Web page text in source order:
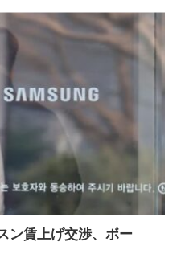
ン賃上げ交渉、ボー